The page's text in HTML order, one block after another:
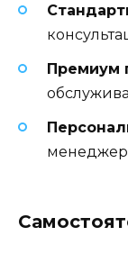
Премиум
менеджер